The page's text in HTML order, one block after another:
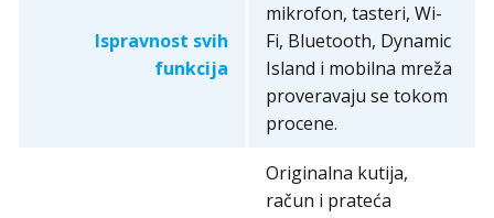
Ispravnost svih
funkcija
mikrofon, tasteri, Wi-
Fi, Bluetooth, Dynamic
Island i mobilna mreža
proveravaju se tokom
procene.
Originalna kutija,
račun i prateća